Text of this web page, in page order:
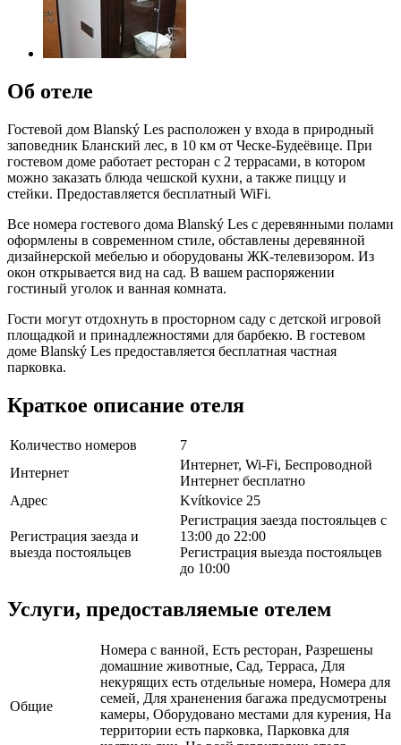
Об отеле
Гостевой дом Blanský Les расположен у входа в природный
заповедник Бланский лес, в 10 км от Ческе-Будеёвице. При
гостевом доме работает ресторан с 2 террасами, в котором
можно заказать блюда чешской кухни, а также пиццу и
стейки. Предоставляется бесплатный WiFi.
Все номера гостевого дома Blanský Les с деревянными полами
оформлены в современном стиле, обставлены деревянной
дизайнерской мебелью и оборудованы ЖК-телевизором. Из
окон открывается вид на сад. В вашем распоряжении
гостиный уголок и ванная комната.
Гости могут отдохнуть в просторном саду с детской игровой
площадкой и принадлежностями для барбекю. В гостевом
доме Blanský Les предоставляется бесплатная частная
парковка.
Краткое описание отеля
Количество номеров
7
Интернет
Интернет, Wi-Fi, Беспроводной
Интернет бесплатно
Адрес
Kvítkovice 25
Регистрация заезда и
выезда постояльцев
Регистрация заезда постояльцев с
13:00 до 22:00
Регистрация выезда постояльцев
до 10:00
Услуги, предоставляемые отелем
Общие
Номера с ванной, Есть ресторан, Разрешены
домашние животные, Сад, Терраса, Для
некурящих есть отдельные номера, Номера для
семей, Для храненения багажа предусмотрены
камеры, Оборудовано местами для курения, На
территории есть парковка, Парковка для